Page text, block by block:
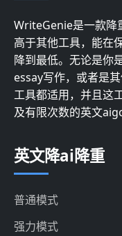
WriteGenie是一款降
高于其他工具，能在
降到最低。无论是你
essay写作，或者是
工具都适用，并且这
及有限次数的英文
英文降ai降重
普通模式
强力模式